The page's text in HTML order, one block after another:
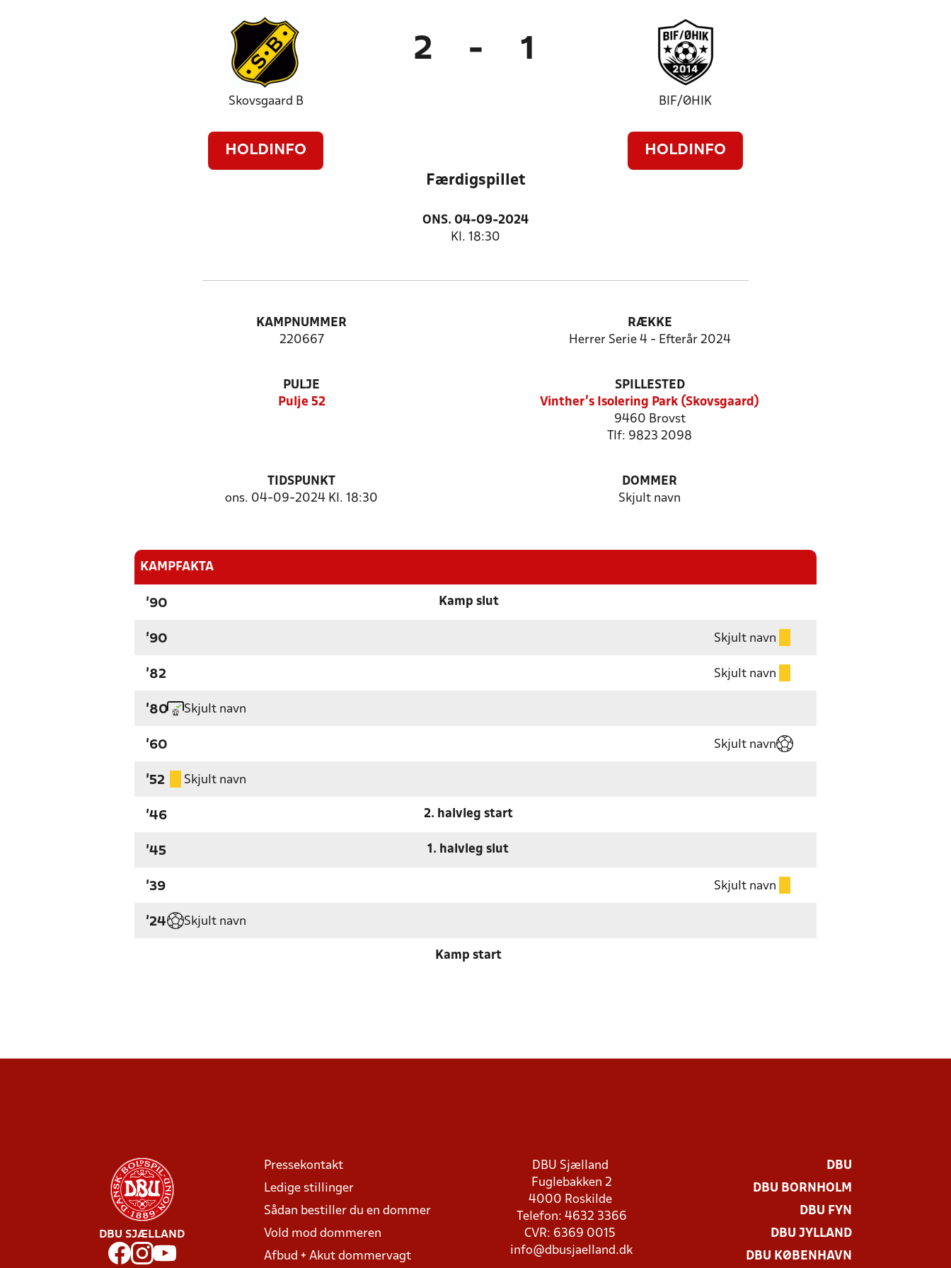
Skovsgaard B
HOLDINFO
2 - 1
BIF/ØHIK
HOLDINFO
Færdigspillet
ONS. 04-09-2024
Kl. 18:30
KAMPNUMMER
220667
RÆKKE
Herrer Serie 4 - Efterår 2024
PULJE
Pulje 52
SPILLESTED
Vinther’s Isolering Park (Skovsgaard)
9460 Brovst
Tlf: 9823 2098
TIDSPUNKT
ons. 04-09-2024 Kl. 18:30
DOMMER
Skjult navn
KAMPFAKTA
'90 Kamp slut
'90 Skjult navn
'82 Skjult navn
'80 Skjult navn
'60 Skjult navn
'52 Skjult navn
'46 2. halvleg start
'45 1. halvleg slut
'39 Skjult navn
'24 Skjult navn
Kamp start
DBU SJÆLLAND
Pressekontakt
Ledige stillinger
Sådan bestiller du en dommer
Vold mod dommeren
Afbud + Akut dommervagt
DBU Sjælland
Fuglebakken 2
4000 Roskilde
Telefon: 4632 3366
CVR: 6369 0015
info@dbusjaelland.dk
DBU
DBU BORNHOLM
DBU FYN
DBU JYLLAND
DBU KØBENHAVN